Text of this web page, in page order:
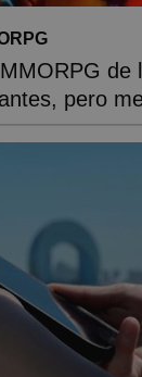
de
pero